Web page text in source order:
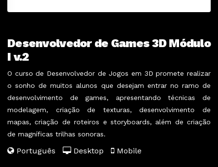
Desenvolvedor de Games 3D Módulo
I v.2
O curso de Desenvolvedor de Jogos em 3D promete realizar
o sonho de muitos alunos que desejam entrar no ramo de
desenvolvimento de games, apresentando técnicas de
modelagem, criação de texturas, desenvolvimento de
mapas, criação de roteiros e storyboards, além de criação
de magníficas trilhas sonoras.
Português Desktop Mobile